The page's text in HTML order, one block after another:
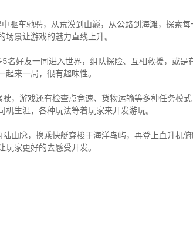
驱车驰骋，从荒漠到山巅，从公路到海滩，探索
场景让游戏的魅力直线上升。
名好友一同进入世界，组队探险、互相救援，或
起来一局，很有趣味性。
，游戏还有检查点竞速、货物运输等多种任务模
机生涯，各种玩法等着玩家来开发游玩。
山脉，换乘快艇穿梭于海洋岛屿，再登上直升机
玩家更好的去感受开发。